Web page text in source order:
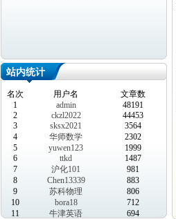
站内统计
名次 用户名
文章数
1
admin
48191
2
ckzl2022
44453
3
sksx2021
3564
4
华师数学
2302
5
yuwen123
1999
6
ttkd
1487
7
沪化101
981
8
Chen13339
883
9
苏科物理
806
10
bora18
712
11
牛津英语
694